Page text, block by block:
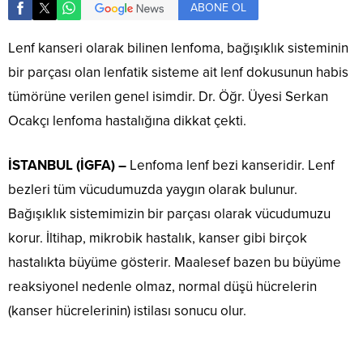
ABONE OL
Lenf kanseri olarak bilinen lenfoma, bağışıklık sisteminin
bir parçası olan lenfatik sisteme ait lenf dokusunun habis
tümörüne verilen genel isimdir. Dr. Öğr. Üyesi Serkan
Ocakçı lenfoma hastalığına dikkat çekti.
İSTANBUL (İGFA) – Lenfoma lenf bezi kanseridir. Lenf
bezleri tüm vücudumuzda yaygın olarak bulunur.
Bağışıklık sistemimizin bir parçası olarak vücudumuzu
korur. İltihap, mikrobik hastalık, kanser gibi birçok
hastalıkta büyüme gösterir. Maalesef bazen bu büyüme
reaksiyonel nedenle olmaz, normal düşü hücrelerin
(kanser hücrelerinin) istilası sonucu olur.